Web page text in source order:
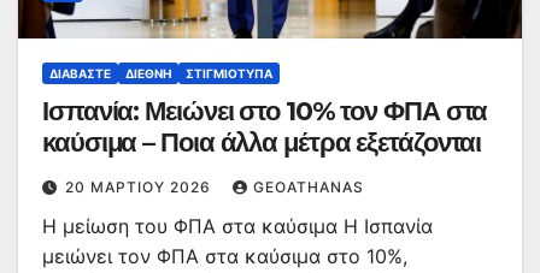
ΔΙΑΒΆΣΤΕ ΔΙΕΘΝΉ ΣΤΙΓΜΙΌΤΥΠΑ
Ισπανία: Μειώνει στο 10% τον ΦΠΑ στα
καύσιμα – Ποια άλλα μέτρα εξετάζονται
20 ΜΑΡΤΊΟΥ 2026 GEOATHANAS
Η μείωση του ΦΠΑ στα καύσιμα Η Ισπανία
μειώνει τον ΦΠΑ στα καύσιμα στο 10%,